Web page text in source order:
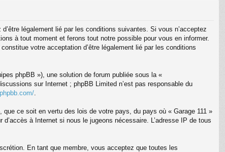
légalement lié par les conditions suivantes. Si vous n’acceptez
à tout moment et ferons tout notre possible pour vous en informer.
votre acceptation d’être légalement lié par les conditions
phpBB »), une solution de forum publiée sous la «
sur Internet ; phpBB Limited n’est pas responsable du
ce soit en vertu des lois de votre pays, du pays où « Garage 111 »
à Internet si nous le jugeons nécessaire. L’adresse IP de tous
En tant que membre, vous acceptez que toutes les